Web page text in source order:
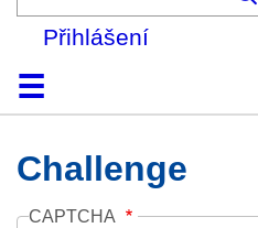
Přihlášení
DomůKolekce
Prohlížení
Vyhledávání
O platformě
Nápověda
Challenge
CAPTCHA